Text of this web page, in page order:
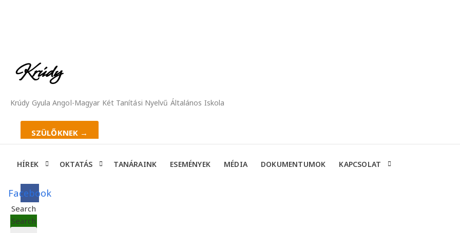
Krúdy
Krúdy Gyula Angol-Magyar Két Tanítási Nyelvű Általános Iskola
SZÜLŐKNEK →
HÍREK OKTATÁS TANÁRAINK ESEMÉNYEK MÉDIA DOKUMENTUMOK KAPCSOLAT
Facebook
Search
Search